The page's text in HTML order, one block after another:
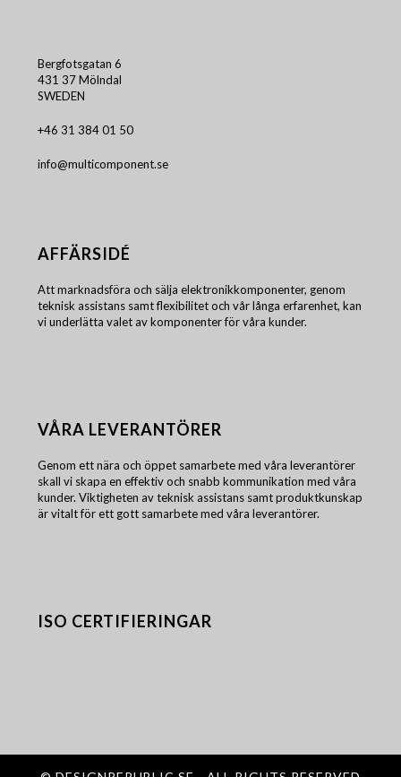
Bergfotsgatan 6
431 37 Mölndal
SWEDEN
+46 31 384 01 50
info@multicomponent.se
AFFÄRSIDÉ
Att marknadsföra och sälja elektronikkomponenter, genom
teknisk assistans samt flexibilitet och vår långa erfarenhet, kan
vi underlätta valet av komponenter för våra kunder.
VÅRA LEVERANTÖRER
Genom ett nära och öppet samarbete med våra leverantörer
skall vi skapa en effektiv och snabb kommunikation med våra
kunder. Viktigheten av teknisk assistans samt produktkunskap
är vitalt för ett gott samarbete med våra leverantörer.
ISO CERTIFIERINGAR